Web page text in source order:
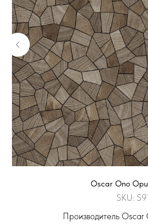
Oscar Ono
SKU:
Производитель